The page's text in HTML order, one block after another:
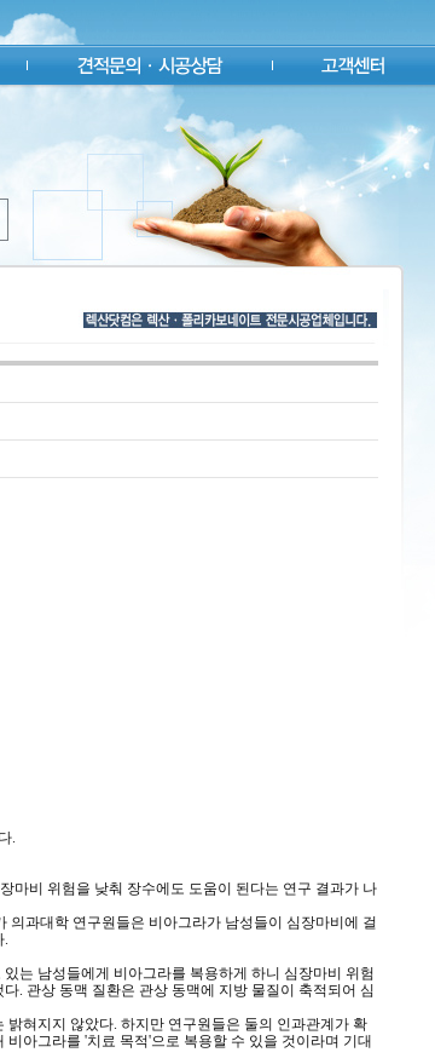
.
마비 위험을 낮춰 장수에도 도움이 된다는 연구 결과가 나
과대학 연구원들은 비아그라가 남성들이 심장마비에 걸
.
는 남성들에게 비아그라를 복용하게 하니 심장마비 위험
. 관상 동맥 질환은 관상 동맥에 지방 물질이 축적되어 심
혀지지 않았다. 하지만 연구원들은 둘의 인과관계가 확
아그라를 '치료 목적'으로 복용할 수 있을 것이라며 기대